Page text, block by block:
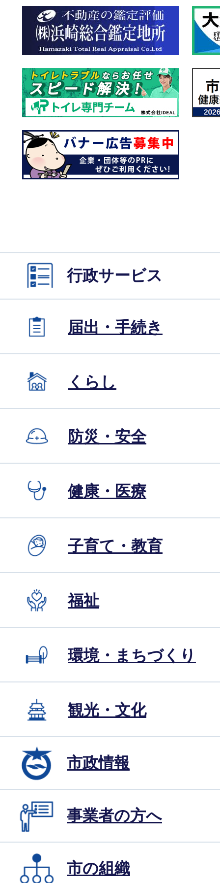
行政サービス
届出・手続き
くらし
防災・安全
健康・医療
子育て・教育
福祉
環境・まちづくり
観光・文化
市政情報
事業者の方へ
市の組織